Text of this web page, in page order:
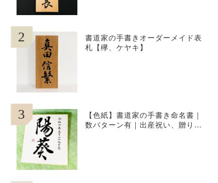
2
書道家の手書きオーダーメイド表
札【欅、ケヤキ】
3
【色紙】書道家の手書き命名書｜
数パターン有｜出産祝い、贈り物